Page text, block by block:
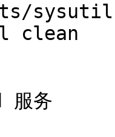
clean
服务